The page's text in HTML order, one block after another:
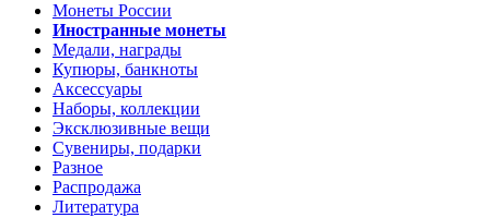
Монеты России
Иностранные монеты
Медали, награды
Купюры, банкноты
Аксессуары
Наборы, коллекции
Эксклюзивные вещи
Сувениры, подарки
Разное
Распродажа
Литература